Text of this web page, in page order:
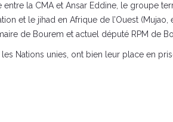
la CMA et Ansar Eddine, le groupe
et le jihad en Afrique de l’Ouest
de Bourem et actuel député RPM de
Nations unies, ont bien leur place en